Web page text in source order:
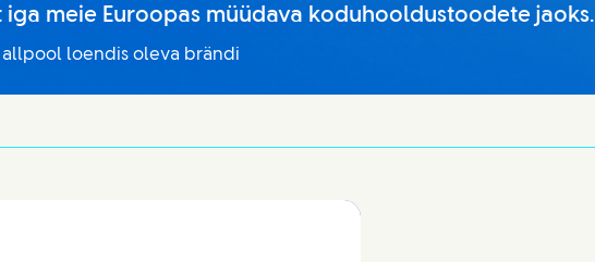
meie Euroopas müüdava koduhooldustoodete jaoks.
loendis oleva brändi